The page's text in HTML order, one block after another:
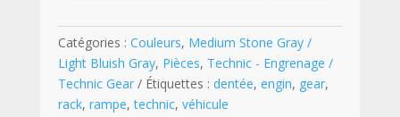
1
x
4
pour
Engrenage
Catégories : Couleurs, Medium Stone Gray /
Light Bluish Gray, Pièces, Technic - Engrenage /
Technic Gear
Étiquettes : dentée, engin, gear,
rack, rampe,technic, véhicule